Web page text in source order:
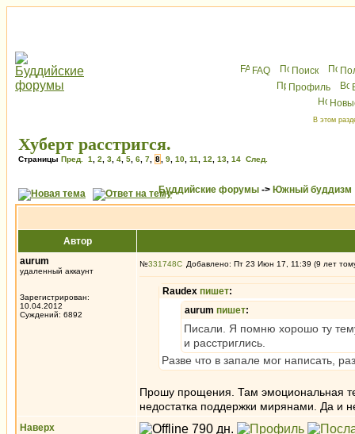
FAQ Поиск
Профиль
В этом
Хуберт расстригся.
Страницы Пред. 1 2 3 4 5 6 7 8 9 10 11 12 13 14 След.
Буддийские форумы -> Южный буддизм
Автор
aurum
удаленный аккаунт
Зарегистрирован:
10.04.2012
Суждений: 6892
№331748 Добавлено: Пт 23 Июн 17, 11:39 (9 лет
Raudex пишет:
aurum пишет:
Писали. Я помню хорошо ту
и расстриглись.
Разве что в запале мог написать,
Прошу прощения. Там эмоциональная
недостатка поддержки мирянами. Да и
Наверх